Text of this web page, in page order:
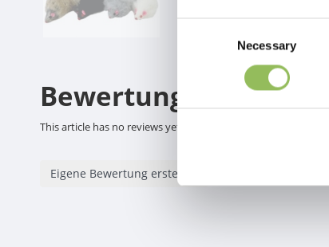
Necessary
Bewertungen
This article has no reviews yet
Eigene Bewertung erstellen